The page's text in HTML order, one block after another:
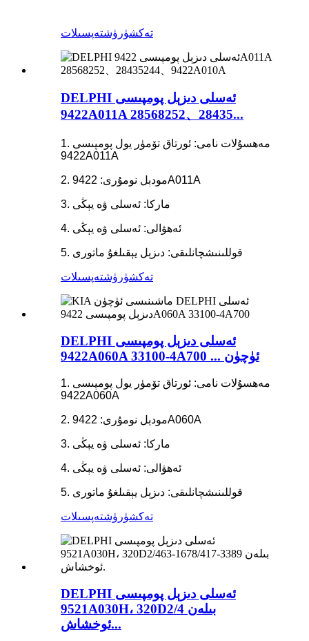
تەكشۈرۈشتەپسىلات
DELPHI ئەسلى دىزېل پومپىسى
9422A011A 28568252、28435...
1. مەھسۇلات نامى: ئورتاق تۆمۈر يول پومپىسى
9422A011A
2. مودېل نومۇرى: 9422A011A
3. ماركا: ئەسلى ۋە يېڭى
4. ئەھۋالى: ئەسلى ۋە يېڭى
5. قوللىنىشچانلىقى: دىزېل يېقىلغۇ ماتورى
تەكشۈرۈشتەپسىلات
DELPHI ئەسلى دىزېل پومپىسى
9422A060A 33100-4A700 ... ئۈچۈن
1. مەھسۇلات نامى: ئورتاق تۆمۈر يول پومپىسى
9422A060A
2. مودېل نومۇرى: 9422A060A
3. ماركا: ئەسلى ۋە يېڭى
4. ئەھۋالى: ئەسلى ۋە يېڭى
5. قوللىنىشچانلىقى: دىزېل يېقىلغۇ ماتورى
تەكشۈرۈشتەپسىلات
DELPHI ئەسلى دىزېل پومپىسى
9521A030H، 320D2/4 بىلەن
ئوخشاش...